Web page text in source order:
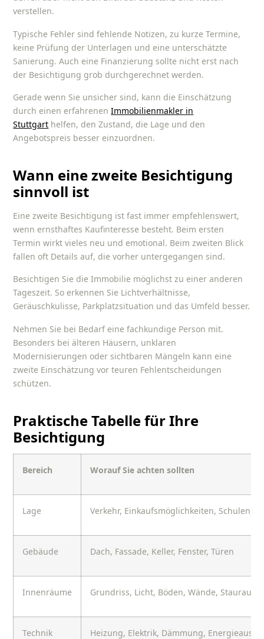
verstellen.
Typische Fehler sind fehlende Notizen, zu kurze Termine,
keine Prüfung der Unterlagen und eine unterschätzte
Sanierung. Auch eine Finanzierung sollte nicht erst nach
der Besichtigung grob durchgerechnet werden.
Gerade wenn Sie unsicher sind, kann die Einschätzung
durch einen erfahrenenImmobilienmakler in
Stuttgart helfen, den Zustand, die Lage und den
Angebotspreis besser einzuordnen.
Wann eine zweite Besichtigung
sinnvoll ist
Eine zweite Besichtigung ist fast immer empfehlenswert,
wenn ernsthaftes Kaufinteresse besteht. Beim ersten
Termin wirkt vieles neu und emotional. Beim zweiten Blick
fallen oft Details auf, die vorher untergegangen sind.
Besichtigen Sie die Immobilie möglichst zu einer anderen
Tageszeit. So erkennen Sie Lichtverhältnisse,
Geräuschkulisse, Parkplatzsituation und das Umfeld besser.
Nehmen Sie bei Bedarf eine fachkundige Person mit.
Besonders bei älteren Häusern, unklaren
Modernisierungen oder sichtbaren Mängeln kann eine
zweite Einschätzung vor teuren Fehlentscheidungen
schützen.
Praktische Tabelle für Ihre
Besichtigung
Bereich Worauf Sie achten sollten
Lage Verkehr, Einkaufsmöglichkeiten, Schulen,
Gebäude Dach, Fassade, Keller, Fenster, Türen
Innenräume Grundriss, Licht, Böden, Wände, Stauraum
Technik Heizung, Elektrik, Dämmung,